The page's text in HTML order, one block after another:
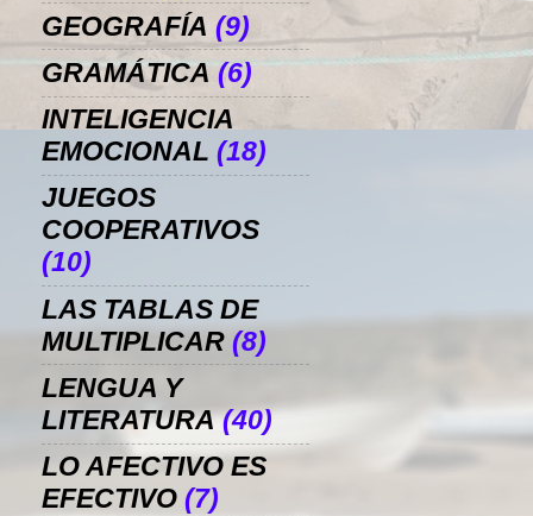
GEOGRAFÍA (9)
GRAMÁTICA (6)
INTELIGENCIA
EMOCIONAL (18)
JUEGOS
COOPERATIVOS
(10)
LAS TABLAS DE
MULTIPLICAR (8)
LENGUA Y
LITERATURA (40)
LO AFECTIVO ES
EFECTIVO (7)